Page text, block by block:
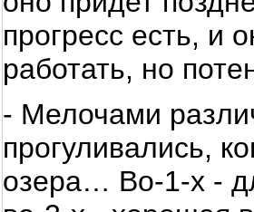
прогресс есть, и
работать, но
- Мелочами
прогуливались,
озера… Во-1-х -